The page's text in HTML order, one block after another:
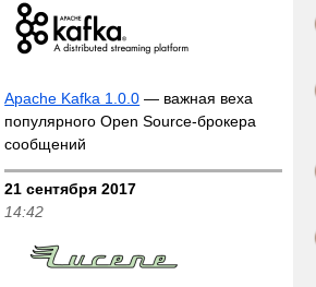
Apache Kafka 1.0.0 — важная веха
популярного Open Source-брокера
сообщений
21 сентября 2017
14:42